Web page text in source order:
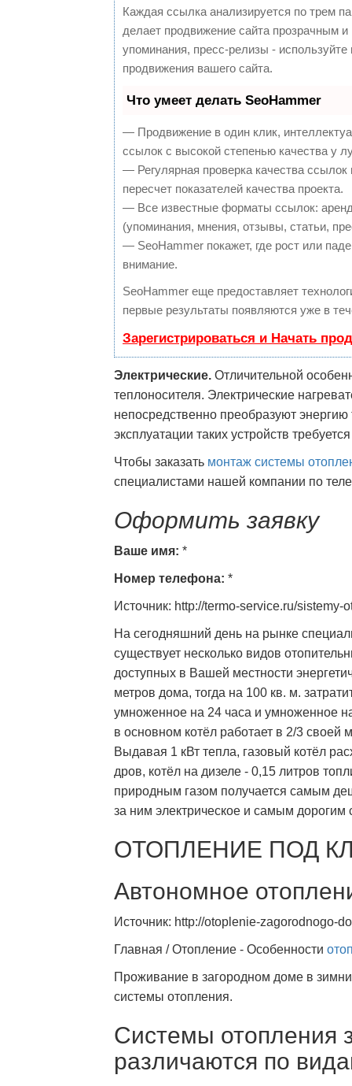
Каждая ссылка анализируется по трем
делает продвижение сайта прозрачным
упоминания, пресс-релизы -
продвижения вашего сайта.
Что умеет делать SeoHammer
— Продвижение в один клик,
ссылок с высокой степенью качества у
— Регулярная проверка качества
пересчет показателей качества проекта.
— Все известные форматы ссылок:
(упоминания, мнения, отзывы, статьи,
— SeoHammer покажет, где рост или
внимание.
SeoHammer еще предоставляет
первые результаты появляются уже в
Зарегистрироваться и Начать
Электрические. Отличительной
теплоносителя. Электрические
непосредственно преобразуют
эксплуатации таких устройств
Чтобы заказать монтаж системы
специалистами нашей компании по
Оформить заявку
Ваше имя: *
Номер телефона: *
Источник: http://termo-service.ru/
На сегодняшний день на рынке
существует несколько видов
доступных в Вашей местности
метров дома, тогда на 100 кв. м.
умноженное на 24 часа и умноженное
в основном котёл работает в 2/3 своей
Выдавая 1 кВт тепла, газовый котёл
дров, котёл на дизеле - 0,15 литров
природным газом получается самым
за ним электрическое и самым дорогим
ОТОПЛЕНИЕ ПОД
Автономное
Источник: http://otoplenie-zagorodnogo-
Главная / Отопление - Особенности
Проживание в загородном доме в
системы отопления.
Системы отопления
различаются по